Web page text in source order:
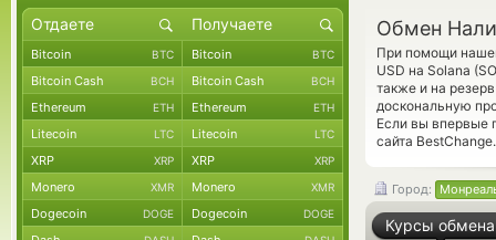
Обмен
При помощи
USD на Solana
также и на
доскональную
Если вы впервые
сайта BestChange.
Город:
Курсы обмена
Bitcoin BTC Bitcoin BTC
Bitcoin Cash BCH Bitcoin Cash BCH
Ethereum ETH Ethereum ETH
Litecoin LTC Litecoin LTC
XRP XRP XRP XRP
Monero XMR Monero XMR
Dogecoin DOGE Dogecoin DOGE